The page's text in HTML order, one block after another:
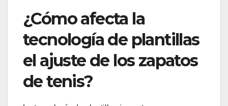
¿Cómo afecta la
tecnología de plantillas
el ajuste de los zapatos
de tenis?